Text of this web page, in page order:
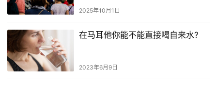
2025年10月1日
在马耳他你能不能直接喝自来水?
2023年6月9日